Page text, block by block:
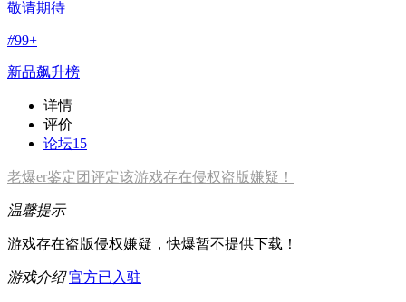
敬请期待
#99+
新品飙升榜
详情
评价
论坛15
老爆er鉴定团评定该游戏存在侵权盗版嫌疑！
温馨提示
游戏存在盗版侵权嫌疑，快爆暂不提供下载！
游戏介绍 官方已入驻